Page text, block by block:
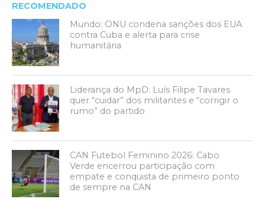
RECOMENDADO
Mundo: ONU condena sanções dos EUA
contra Cuba e alerta para crise
humanitária
Liderança do MpD: Luís Filipe Tavares
quer “cuidar” dos militantes e “corrigir o
rumo” do partido
CAN Futebol Feminino 2026: Cabo
Verde encerrou participação com
empate e conquista de primeiro ponto
de sempre na CAN